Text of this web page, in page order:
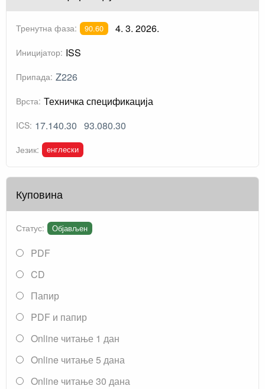
Тренутна фаза: 90.60 4. 3. 2026.
Иницијатор: ISS
Припада: Z226
Врста: Техничка спецификација
ICS: 17.140.30 93.080.30
Језик: енглески
Куповина
Статус: Објављен
PDF
CD
Папир
PDF и папир
Online читање 1 дан
Online читање 5 дана
Online читање 30 дана